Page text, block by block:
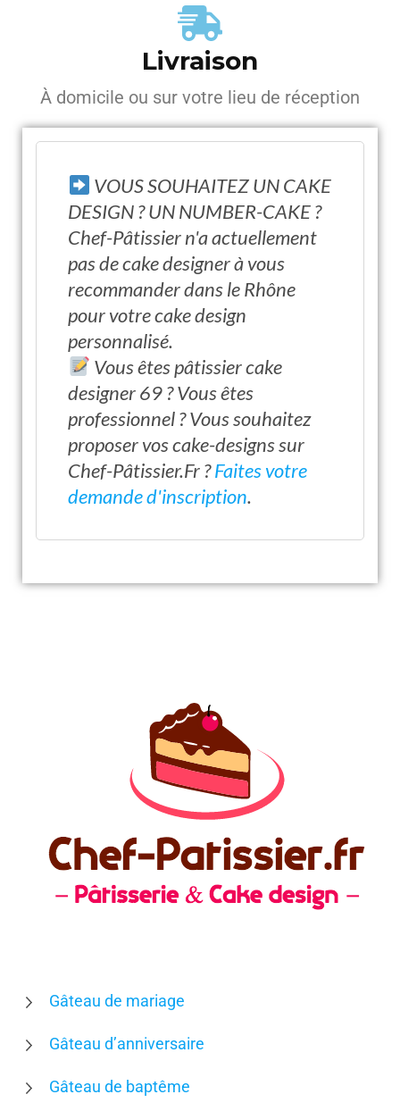
Livraison
À domicile ou sur votre lieu de réception
VOUS SOUHAITEZ UN CAKE
DESIGN ? UN NUMBER-CAKE ?
Chef-Pâtissier n'a actuellement
pas de cake designer à vous
recommander dans le Rhône
pour votre cake design
personnalisé.
Vous êtes pâtissier cake
designer 69 ? Vous êtes
professionnel ? Vous souhaitez
proposer vos cake-designs sur
Chef-Pâtissier.Fr ?Faites votre
demande d'inscription.
Gâteau de mariage
Gâteau d’anniversaire
Gâteau de baptême